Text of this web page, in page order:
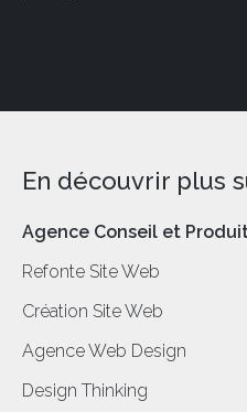
En découvrir plus
Agence Conseil et
Refonte Site Web
Création Site Web
Agence Web Design
Design Thinking